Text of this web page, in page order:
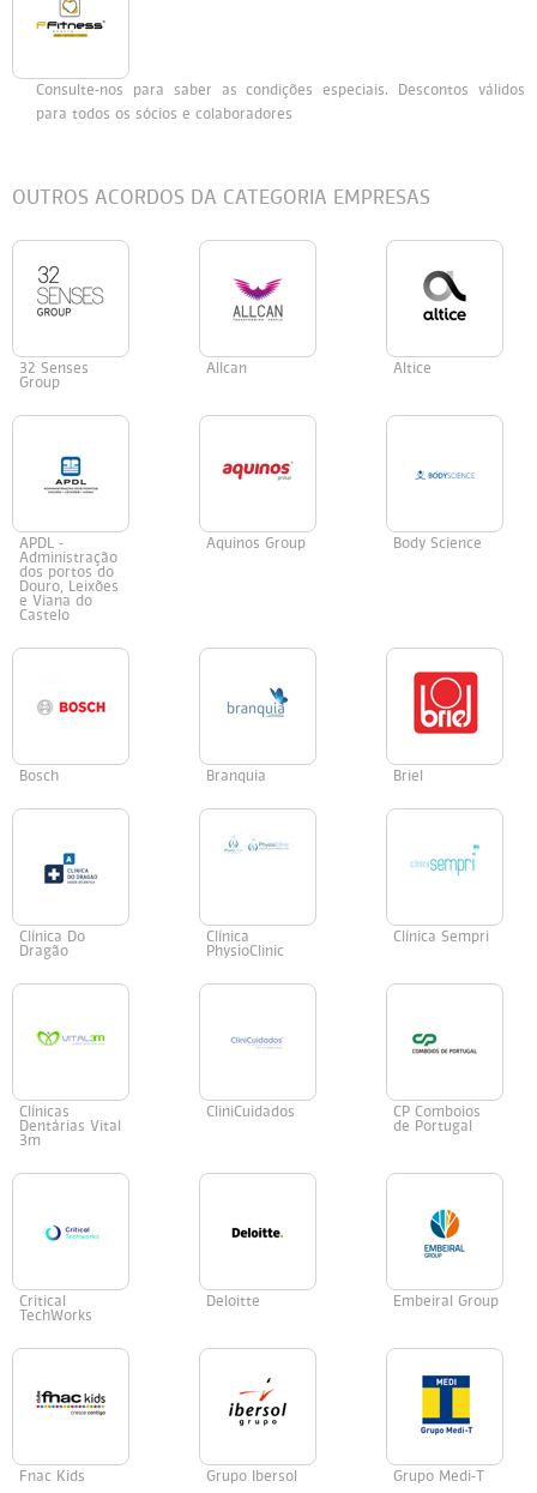
Consulte-nos para saber as condições especiais. Descontos válidos
para todos os sócios e colaboradores
OUTROS ACORDOS DA CATEGORIA EMPRESAS
32 Senses
Group
Allcan Altice
APDL -
Administração
dos portos do
Douro, Leixões
e Viana do
Castelo
Aquinos Group Body Science
Bosch Branquia Briel
Clínica Do
Dragão
Clínica
PhysioClinic
Clínica Sempri
Clínicas
Dentárias Vital
3m
CliniCuidados
CP Comboios
de Portugal
Critical
TechWorks
Deloitte Embeiral Group
Fnac Kids Grupo Ibersol Grupo Medi-T
Persol
Polaroid
Vogue
Ray-Ban
Vogue Eyewear
Persol
Ray-Ban
Polaroid Kids
Ray Ban Junior